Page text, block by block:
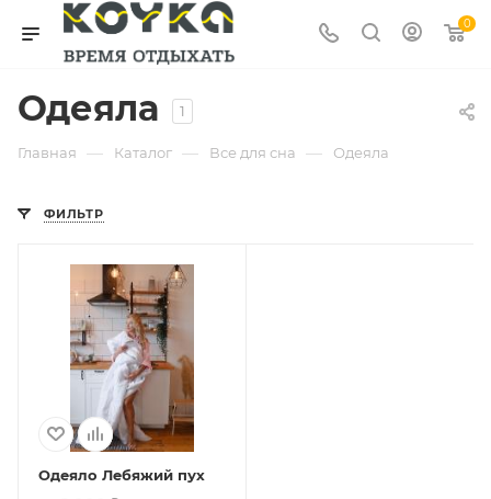
0
Одеяла 1
Главная — Каталог — Все для сна — Одеяла
ФИЛЬТР
Одеяло Лебяжий пух